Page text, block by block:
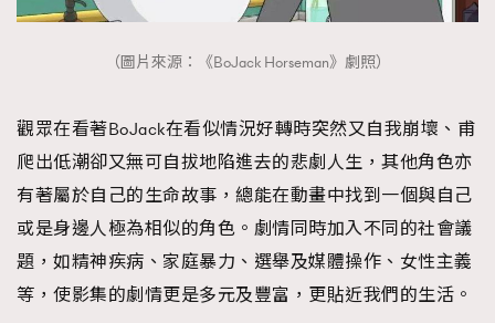
（圖片來源：《BoJack Horseman》劇照）
觀眾在看著BoJack在看似情況好轉時突然又自我崩壞、甫
爬出低潮卻又無可自拔地陷進去的悲劇人生，其他角色亦
有著屬於自己的生命故事，總能在動畫中找到一個與自己
或是身邊人極為相似的角色。劇情同時加入不同的社會議
題，如精神疾病、家庭暴力、選舉及媒體操作、女性主義
等，使影集的劇情更是多元及豐富，更貼近我們的生活。